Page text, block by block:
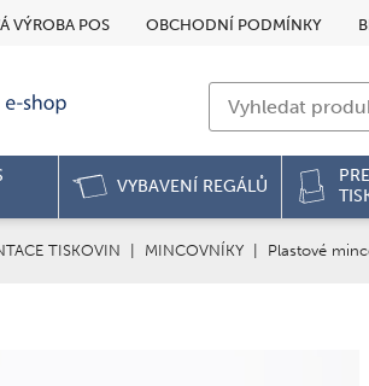
VÝROBA POS OBCHODNÍ PODMÍNKY
VYBAVENÍ REGÁLŮ
TISKOVIN MINCOVNÍKY Plastové